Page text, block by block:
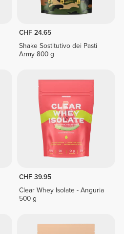
CHF 24.65
Shake Sostitutivo dei Pasti
Army 800 g
CHF 39.95
Clear Whey Isolate - Anguria
500 g